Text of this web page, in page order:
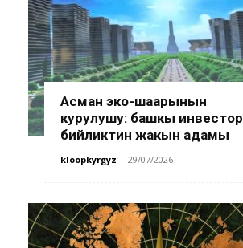
Асман эко-шаарынын
курулушу: башкы инвестор
бийликтин жакын адамы
kloopkyrgyz - 29/07/2026